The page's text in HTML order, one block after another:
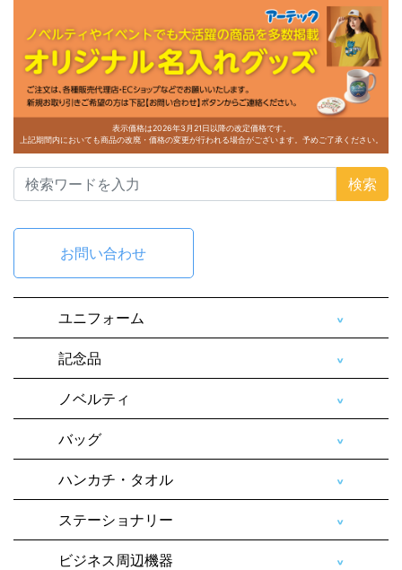
表示価格は2026年3月21日以降の改定価格です。
上記期間内においても商品の改廃・価格の変更が行われる場合がございます。予めご了承ください。
検索
お問い合わせ
ユニフォーム
記念品
ノベルティ
バッグ
ハンカチ・タオル
ステーショナリー
ビジネス周辺機器